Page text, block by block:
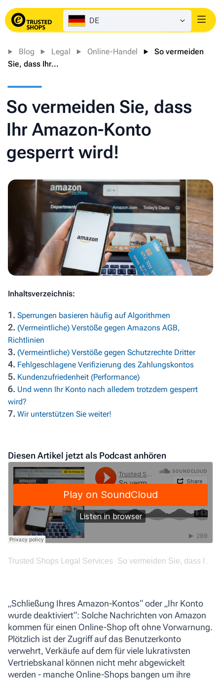
DE Login
Blog Legal Online-Handel
So vermeiden
Sie, dass Ihr...
So vermeiden Sie, dass
Ihr Amazon-Konto
gesperrt wird!
Inhaltsverzeichnis:
1. Sperrungen basieren häufig auf Algorithmen
2. (Vermeintliche) Verstöße gegen Amazons AGB,
Richtlinien
3. (Vermeintliche) Verstöße gegen Schutzrechte Dritter
4. Fehlgeschlagene Verifizierung des Zahlungskontos
5. Kundenzufriedenheit (Performance)
6. Und wenn Ihr Konto nach alledem trotzdem gesperrt
wird?
7. Wir unterstützen Sie weiter!
Diesen Artikel jetzt als Podcast anhören
Trusted Shops Legal Services · So vermeiden Sie, dass Ihr Amazon-Konto gesperrt wird!
„Schließung Ihres Amazon-Kontos“ oder „Ihr Konto
wurde deaktiviert“: Solche Nachrichten von Amazon
kommen für einen Online-Shop oft ohne Vorwarnung.
Plötzlich ist der Zugriff auf das Benutzerkonto
verwehrt, Verkäufe auf dem für viele lukrativsten
Vertriebskanal können nicht mehr abgewickelt
werden - manche Online-Shops bangen um ihre